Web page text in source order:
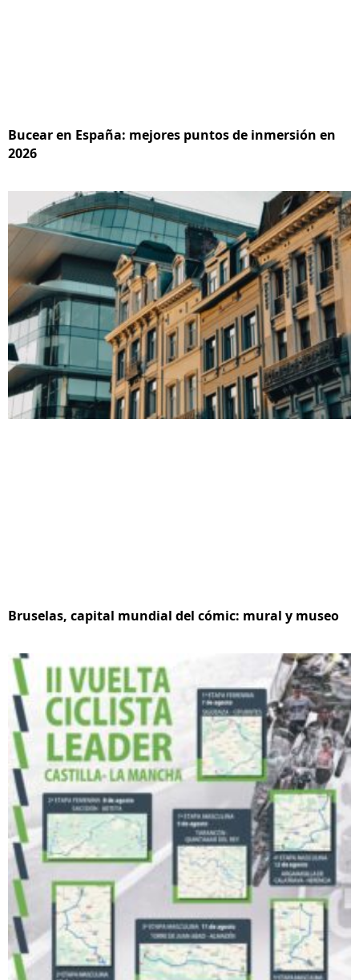
Bucear en España: mejores puntos de inmersión en
2026
Bruselas, capital mundial del cómic: mural y museo